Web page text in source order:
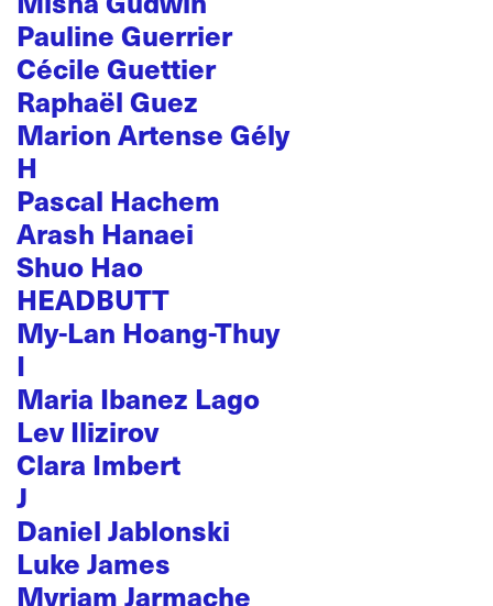
Pauline Guerrier
Cécile Guettier
Raphaël Guez
Marion Artense Gély
H
Pascal Hachem
Arash Hanaei
Shuo Hao
HEADBUTT
My-Lan Hoang-Thuy
I
Maria Ibanez Lago
Lev Ilizirov
Clara Imbert
J
Daniel Jablonski
Luke James
Myriam Jarmache